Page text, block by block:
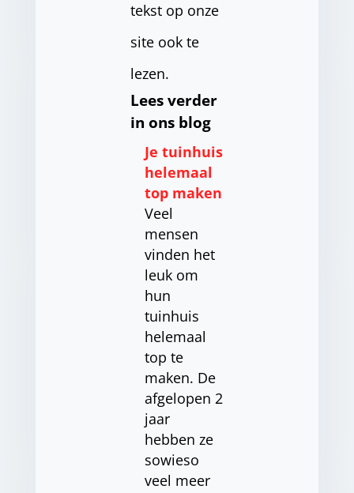
tekst op onze
site ook te
lezen.
Lees verder
in ons blog
Je tuinhuis
helemaal
top maken
Veel
mensen
vinden het
leuk om
hun
tuinhuis
helemaal
top te
maken. De
afgelopen 2
jaar
hebben ze
sowieso
veel meer